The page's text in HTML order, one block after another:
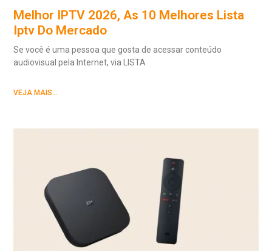
Melhor IPTV 2026, As 10 Melhores Lista
Iptv Do Mercado
Se você é uma pessoa que gosta de acessar conteúdo
audiovisual pela Internet, via LISTA
VEJA MAIS...